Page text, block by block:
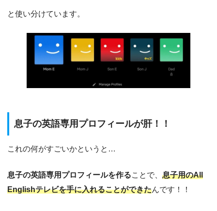
と使い分けています。
息子の英語専用プロフィールが肝！！
これの何がすごいかというと…
息子の英語専用プロフィールを作ることで、 息子用のAll
Englishテレビを手に入れることができたんです！！